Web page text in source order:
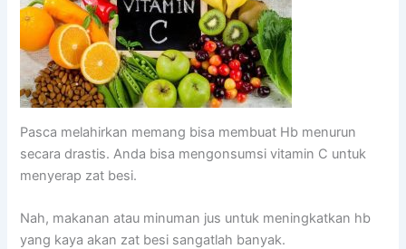
Pasca melahirkan memang bisa membuat Hb menurun
secara drastis. Anda bisa mengonsumsi vitamin C untuk
menyerap zat besi.
Nah, makanan atau minuman jus untuk meningkatkan hb
yang kaya akan zat besi sangatlah banyak.